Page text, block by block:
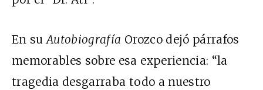
En suAutobiografía Orozco dejó párrafos
memorables sobre esa experiencia: “la
tragedia desgarraba todo a nuestro